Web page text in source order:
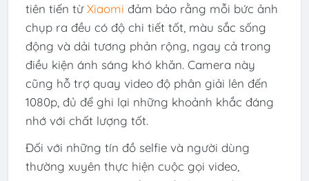
tiên tiến từXiaomi đảm bảo rằng mỗi bức ảnh
chụp ra đều có độ chi tiết tốt, màu sắc sống
động và dải tương phản rộng, ngay cả trong
điều kiện ánh sáng khó khăn. Camera này
cũng hỗ trợ quay video độ phân giải lên đến
1080p, đủ để ghi lại những khoảnh khắc đáng
nhớ với chất lượng tốt.
Đối với những tín đồ selfie và người dùng
thường xuyên thực hiện cuộc gọi video,